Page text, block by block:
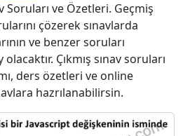
Soruları ve Özetleri. Geçmiş
çözerek sınavlarda
ve benzer soruları
Çıkmış sınav soruları
ders özetleri ve online
hazrılanabilirsin.